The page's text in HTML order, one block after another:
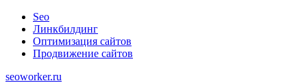
Seo
Линкбилдинг
Оптимизация сайтов
Продвижение сайтов
seoworker.ru